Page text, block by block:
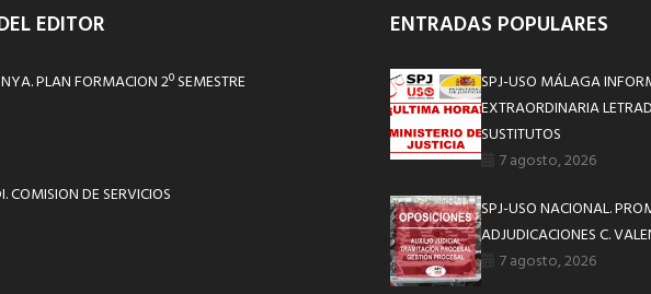
EDITOR
PLAN FORMACION 2º SEMESTRE
COMISION DE SERVICIOS
ENTRADAS POPULARES
SPJ-USO MÁLAGA
EXTRAORDINARIA
SUSTITUTOS
7 agosto, 2026
SPJ-USO NACIONAL.
ADJUDICACIONES C.
7 agosto, 2026